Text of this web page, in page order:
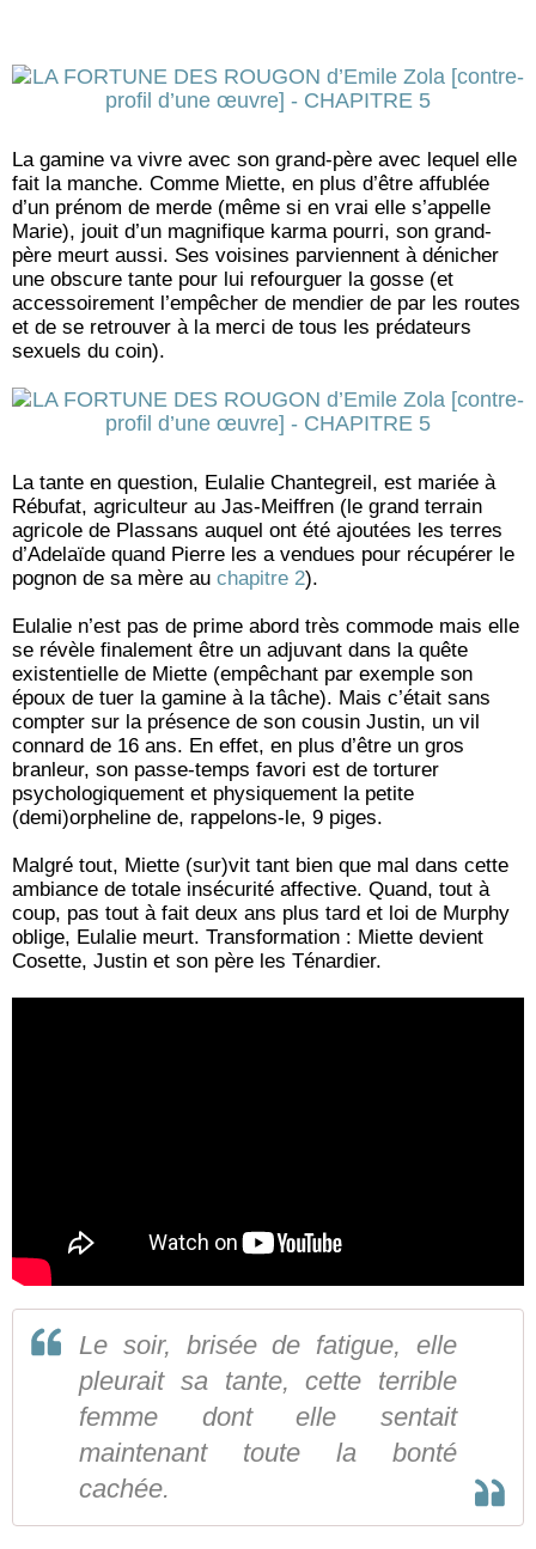
La gamine va vivre avec son grand-père avec lequel elle
fait la manche. Comme Miette, en plus d’être affublée
d’un prénom de merde (même si en vrai elle s’appelle
Marie), jouit d’un magnifique karma pourri, son grand-
père meurt aussi. Ses voisines parviennent à dénicher
une obscure tante pour lui refourguer la gosse (et
accessoirement l’empêcher de mendier de par les routes
et de se retrouver à la merci de tous les prédateurs
sexuels du coin).
La tante en question, Eulalie Chantegreil, est mariée à
Rébufat, agriculteur au Jas-Meiffren (le grand terrain
agricole de Plassans auquel ont été ajoutées les terres
d’Adelaïde quand Pierre les a vendues pour récupérer le
pognon de sa mère au chapitre 2).
Eulalie n’est pas de prime abord très commode mais elle
se révèle finalement être un adjuvant dans la quête
existentielle de Miette (empêchant par exemple son
époux de tuer la gamine à la tâche). Mais c’était sans
compter sur la présence de son cousin Justin, un vil
connard de 16 ans. En effet, en plus d’être un gros
branleur, son passe-temps favori est de torturer
psychologiquement et physiquement la petite
(demi)orpheline de, rappelons-le, 9 piges.
Malgré tout, Miette (sur)vit tant bien que mal dans cette
ambiance de totale insécurité affective. Quand, tout à
coup, pas tout à fait deux ans plus tard et loi de Murphy
oblige, Eulalie meurt. Transformation : Miette devient
Cosette, Justin et son père les Ténardier.
Le soir, brisée de fatigue, elle
pleurait sa tante, cette terrible
femme dont elle sentait
maintenant toute la bonté
cachée.